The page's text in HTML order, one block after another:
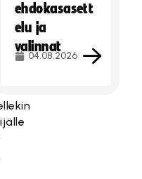
ehdokasasett
elu ja
valinnat
04.08.2026